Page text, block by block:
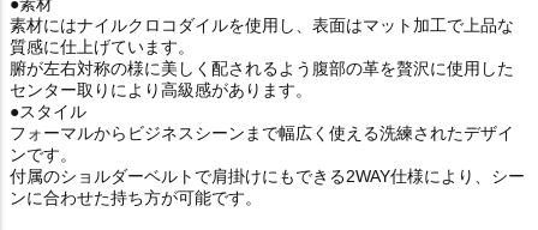
●素材
素材にはナイルクロコダイルを使用し、表面はマット加工で上品な
質感に仕上げています。
腑が左右対称の様に美しく配されるよう腹部の革を贅沢に使用した
センター取りにより高級感があります。
●スタイル
フォーマルからビジネスシーンまで幅広く使える洗練されたデザイ
ンです。
付属のショルダーベルトで肩掛けにもできる2WAY仕様により、シー
ンに合わせた持ち方が可能です。